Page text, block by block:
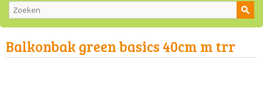
Balkonbak green basics 40cm m trr